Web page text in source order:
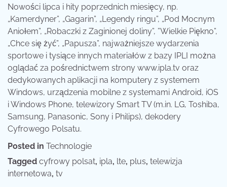
Nowości lipca i hity poprzednich miesięcy, np.
„Kamerdyner”, „Gagarin”, „Legendy ringu”, „Pod Mocnym
Aniołem”, „Robaczki z Zaginionej doliny”, ”Wielkie Piękno”,
„Chce się żyć”, „Papusza”, najważniejsze wydarzenia
sportowe i tysiące innych materiałów z bazy IPLI można
oglądać za pośrednictwem strony www.ipla.tv oraz
dedykowanych aplikacji na komputery z systemem
Windows, urządzenia mobilne z systemami Android, iOS
i Windows Phone, telewizory Smart TV (m.in. LG, Toshiba,
Samsung, Panasonic, Sony i Philips), dekodery
Cyfrowego Polsatu.
Posted in Technologie
Tagged cyfrowy polsat, ipla, lte, plus, telewizja
internetowa, tv